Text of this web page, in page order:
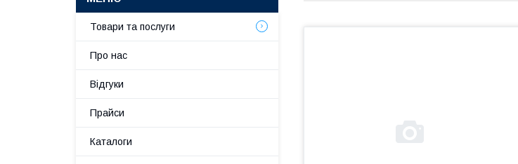
Товари та послуги
Про нас
Відгуки
Прайси
Каталоги